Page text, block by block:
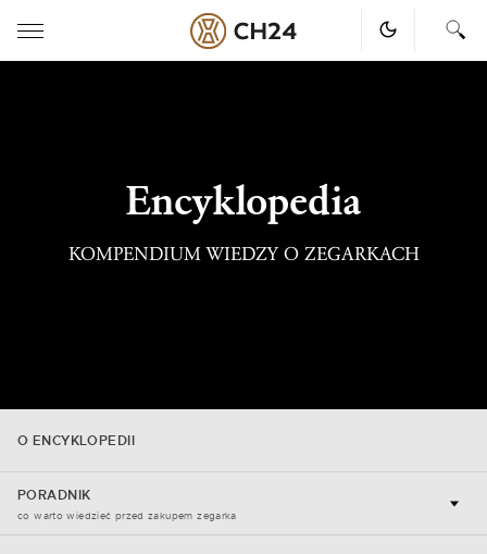
Encyklopedia
KOMPENDIUM WIEDZY O ZEGARKACH
O ENCYKLOPEDII
PORADNIK
co warto wiedzieć przed zakupem zegarka